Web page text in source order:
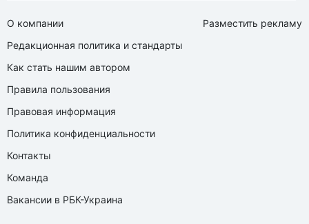
О компании
Редакционная политика и стандарты
Как стать нашим автором
Правила пользования
Правовая информация
Политика конфиденциальности
Контакты
Команда
Вакансии в РБК-Украина
Разместить рекламу